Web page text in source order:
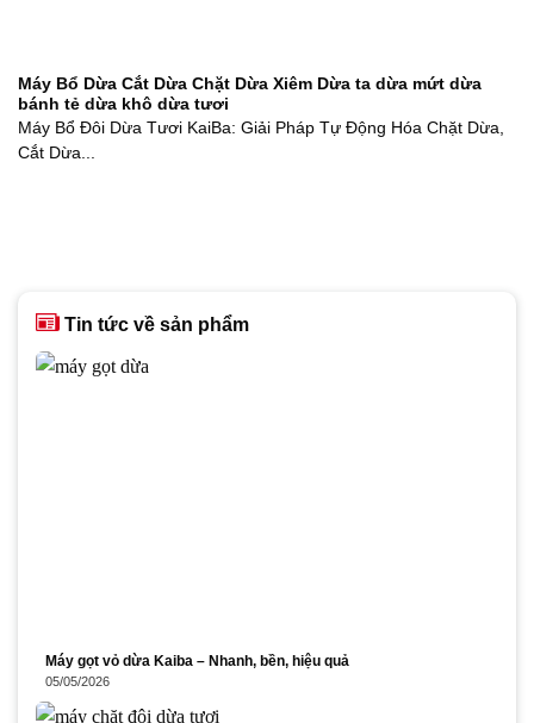
Máy Bổ Dừa Cắt Dừa Chặt Dừa Xiêm Dừa ta dừa mứt dừa
bánh tẻ dừa khô dừa tươi
Máy Bổ Đôi Dừa Tươi KaiBa: Giải Pháp Tự Động Hóa Chặt Dừa,
Cắt Dừa...
Tin tức về sản phẩm
Máy gọt vỏ dừa Kaiba – Nhanh, bền, hiệu quả
05/05/2026